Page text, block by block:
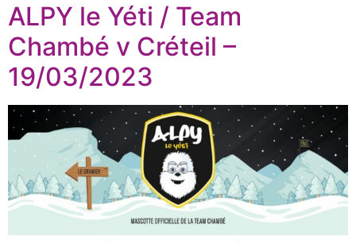
ALPY le Yéti / Team
Chambé v Créteil –
19/03/2023